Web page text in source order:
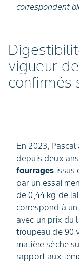
correspondent
vigueur
confirmés
En 2023,
depuis deux
fourrages issus
par un essai
de 0,44 kg de
correspond à
avec un prix du
troupeau de 90
matière sèche
rapport aux